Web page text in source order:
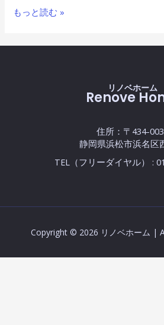
もっと読む »
リノベホーム
Renove
住所：〒434-
静岡県浜松市浜名区西
TEL（フリーダイヤル） :
Copyright © 2026 リノベホーム |